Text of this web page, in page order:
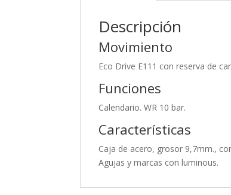
Descripción
Movimiento
Eco Drive E111 con reserva de
Funciones
Calendario. WR 10 bar.
Características
Caja de acero, grosor 9,7mm.,
Agujas y marcas con luminous.